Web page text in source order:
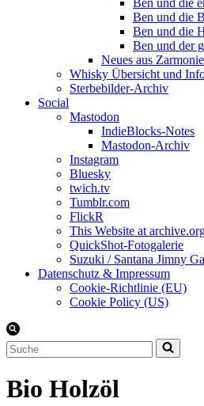
Ben und die
Ben und die
Ben und die
Ben und der
Neues aus
Whisky Übersicht und
Sterbebilder-Archiv
Social
Mastodon
IndieBlocks-Notes
Mastodon-Archiv
Instagram
Bluesky
twich.tv
Tumblr.com
FlickR
This Website at
QuickShot-Fotogalerie
Suzuki / Santana Jimny
Datenschutz & Impressum
Cookie-Richtlinie (EU)
Cookie Policy (US)
Suchen
nach …
Bio Holzöl